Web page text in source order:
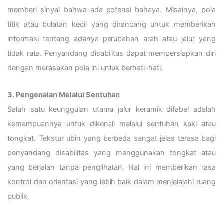
memberi sinyal bahwa ada potensi bahaya. Misalnya, pola
titik atau bulatan kecil yang dirancang untuk memberikan
informasi tentang adanya perubahan arah atau jalur yang
tidak rata. Penyandang disabilitas dapat mempersiapkan diri
dengan merasakan pola ini untuk berhati-hati.
3. Pengenalan Melalui Sentuhan
Salah satu keunggulan utama jalur keramik difabel adalah
kemampuannya untuk dikenali melalui sentuhan kaki atau
tongkat. Tekstur ubin yang berbeda sangat jelas terasa bagi
penyandang disabilitas yang menggunakan tongkat atau
yang berjalan tanpa penglihatan. Hal ini memberikan rasa
kontrol dan orientasi yang lebih baik dalam menjelajahi ruang
publik.